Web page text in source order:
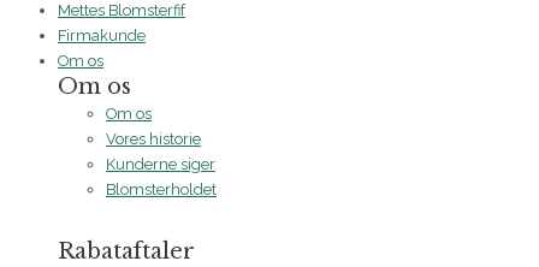
Mettes Blomsterfif
Firmakunde
Om os
Om os
Om os
Vores historie
Kunderne siger
Blomsterholdet
Rabataftaler